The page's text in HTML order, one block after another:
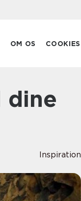
OM OS COOKIES
Inspiration